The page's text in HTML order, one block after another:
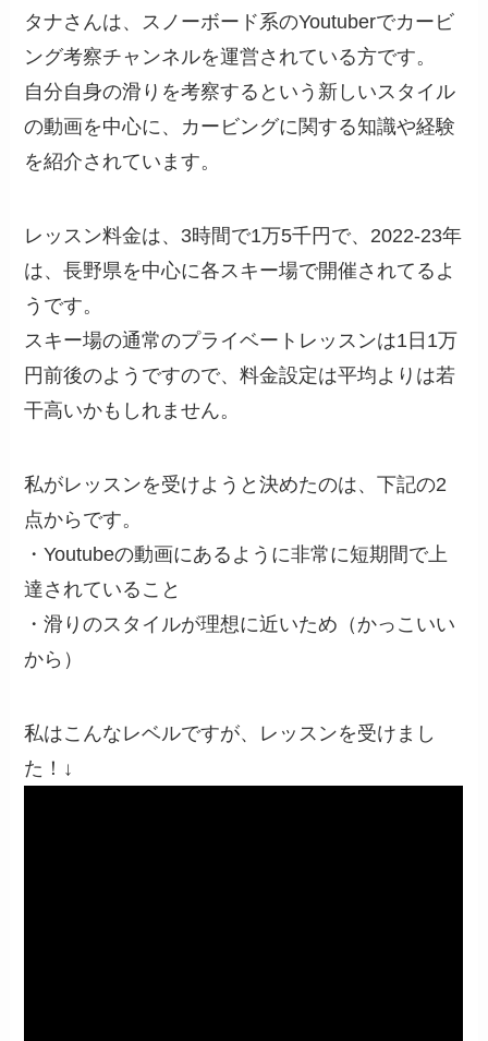
タナさんは、スノーボード系のYoutuberでカービ
ング考察チャンネルを運営されている方です。
自分自身の滑りを考察するという新しいスタイル
の動画を中心に、カービングに関する知識や経験
を紹介されています。
レッスン料金は、3時間で1万5千円で、2022-23年
は、長野県を中心に各スキー場で開催されてるよ
うです。
スキー場の通常のプライベートレッスンは1日1万
円前後のようですので、料金設定は平均よりは若
干高いかもしれません。
私がレッスンを受けようと決めたのは、下記の2
点からです。
・Youtubeの動画にあるように非常に短期間で上
達されていること
・滑りのスタイルが理想に近いため（かっこいい
から）
私はこんなレベルですが、レッスンを受けまし
た！↓